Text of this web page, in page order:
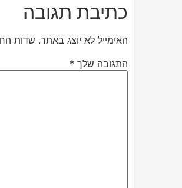
כתיבת תגובה
האימייל לא יוצג באתר. שדות
התגובה שלך *